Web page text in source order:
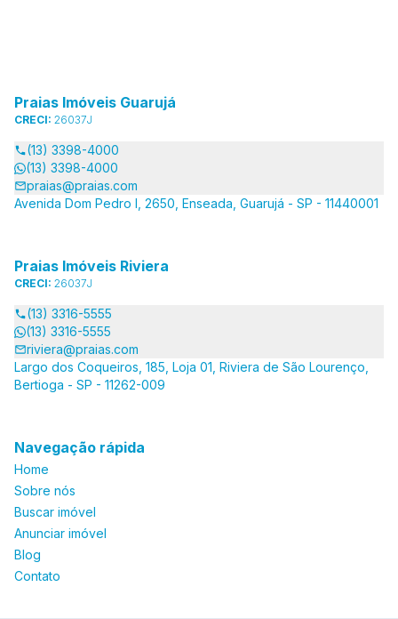
Praias Imóveis Guarujá
CRECI: 26037J
(13) 3398-4000
(13) 3398-4000
praias@praias.com
Avenida Dom Pedro I, 2650, Enseada, Guarujá - SP - 11440001
Praias Imóveis Riviera
CRECI: 26037J
(13) 3316-5555
(13) 3316-5555
riviera@praias.com
Largo dos Coqueiros, 185, Loja 01, Riviera de São Lourenço,
Bertioga - SP - 11262-009
Navegação rápida
Home
Sobre nós
Buscar imóvel
Anunciar imóvel
Blog
Contato